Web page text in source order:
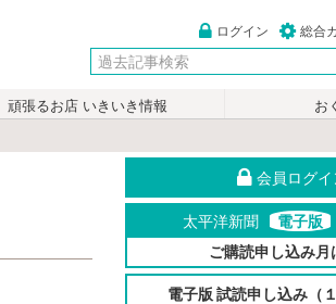
ログイン 総合
頑張るお店 いきいき情報
お
会員ログイ
太平洋新聞 電子版
ご購読申し込み月
電子版 試読申し込み（